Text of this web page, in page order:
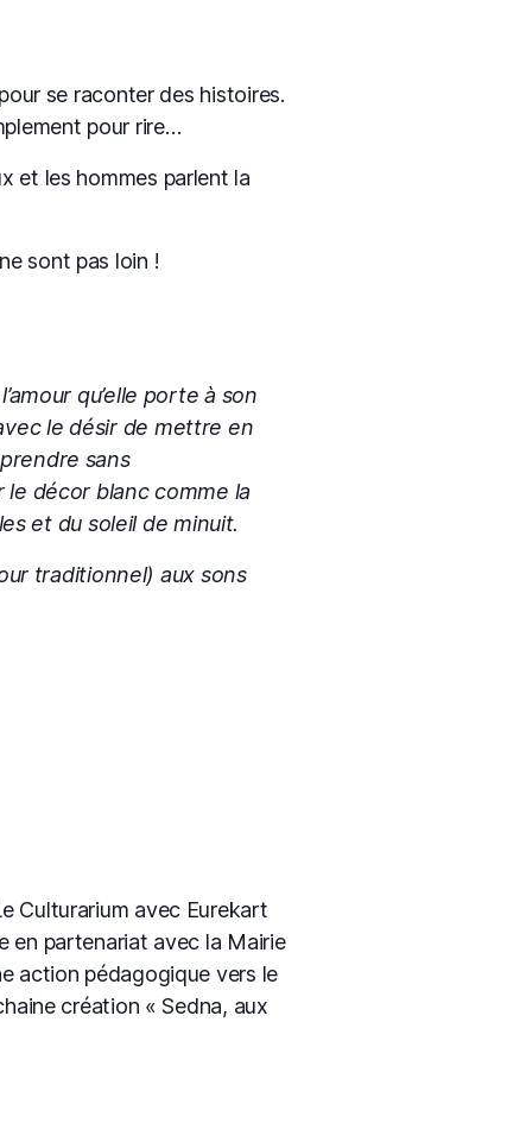
se raconter des histoires.
pour rire…
et les hommes parlent la
sont pas loin !
qu’elle porte à son
le désir de mettre en
sans
le décor blanc comme la
et du soleil de minuit.
traditionnel) aux sons
Culturarium avec Eurekart
en partenariat avec la Mairie
action pédagogique vers le
création « Sedna, aux